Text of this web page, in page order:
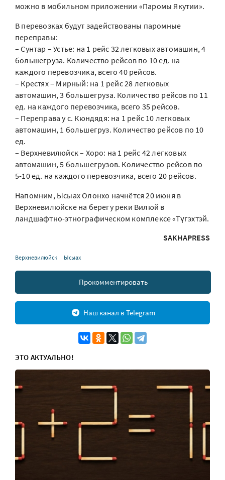
можно в мобильном приложении «Паромы Якутии».
В перевозках будут задействованы паромные
переправы:
– Сунтар – Устье: на 1 рейс 32 легковых автомашин, 4
большегруза. Количество рейсов по 10 ед. на
каждого перевозчика, всего 40 рейсов.
– Крестях – Мирный: на 1 рейс 28 легковых
автомашин, 3 большегруза. Количество рейсов по 11
ед. на каждого перевозчика, всего 35 рейсов.
– Переправа у с. Кюндядя: на 1 рейс 10 легковых
автомашин, 1 большегруз. Количество рейсов по 10
ед.
– Верхневилюйск – Хоро: на 1 рейс 42 легковых
автомашин, 5 большегрузов. Количество рейсов по
5-10 ед. на каждого перевозчика, всего 20 рейсов.
Напомним, Ысыах Олонхо начнётся 20 июня в
Верхневилюйске на берегу реки Вилюй в
ландшафтно-этнографическом комплексе «Түгэхтэй.
SAKHAPRESS
Верхневилюйск Ысыах
Прокомментировать
Наш канал в Telegram
ЭТО АКТУАЛЬНО!